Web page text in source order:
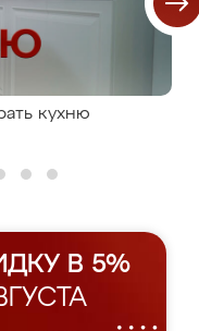
кухню
В 5%